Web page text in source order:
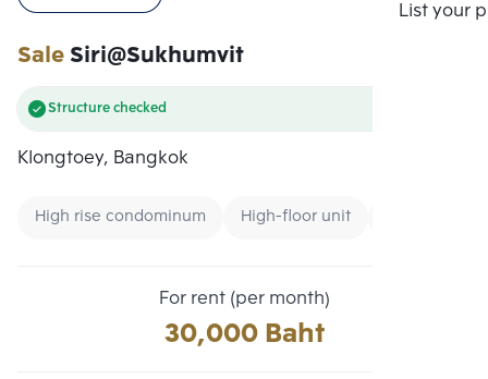
List your
SaleSiri@Sukhumvit
Structure checked
Klongtoey, Bangkok
High rise condominum High-floor unit
For rent (per month)
30,000 Baht